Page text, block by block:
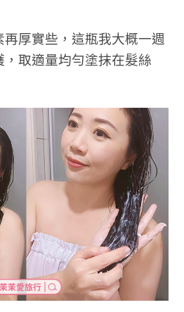
厚實些，這瓶我大概一週
取適量均勻塗抹在髮絲